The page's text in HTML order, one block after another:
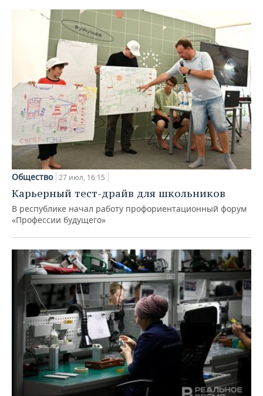
Общество 27 июл, 16:15
Карьерный тест-драйв для школьников
В республике начал работу профориентационный форум
«Профессии будущего»